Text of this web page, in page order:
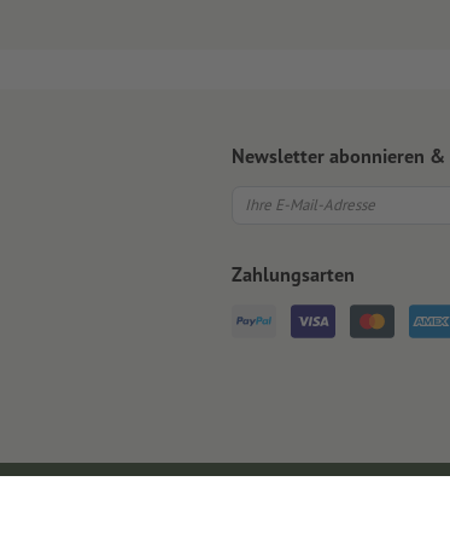
Newsletter abonnieren &
Zahlungsarten